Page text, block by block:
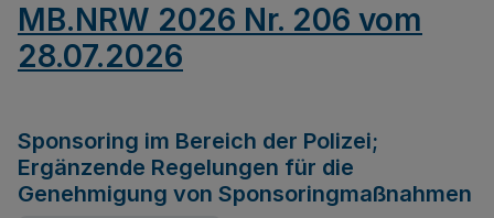
MB.NRW 2026 Nr. 206 vom
28.07.2026
Sponsoring im Bereich der Polizei;
Ergänzende Regelungen für die
Genehmigung von Sponsoringmaßnahmen